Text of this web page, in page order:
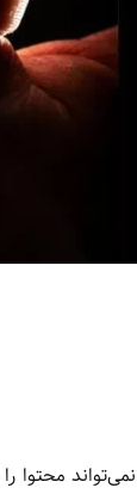
محتوا را